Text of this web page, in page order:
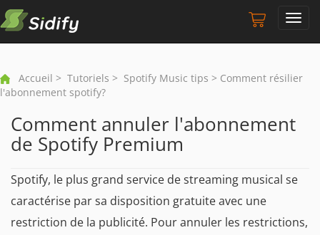
Accueil > Tutoriels > Spotify Music tips > Comment résilier
l'abonnement spotify?
Comment annuler l'abonnement
de Spotify Premium
Spotify, le plus grand service de streaming musical se
caractérise par sa disposition gratuite avec une
restriction de la publicité. Pour annuler les restrictions,